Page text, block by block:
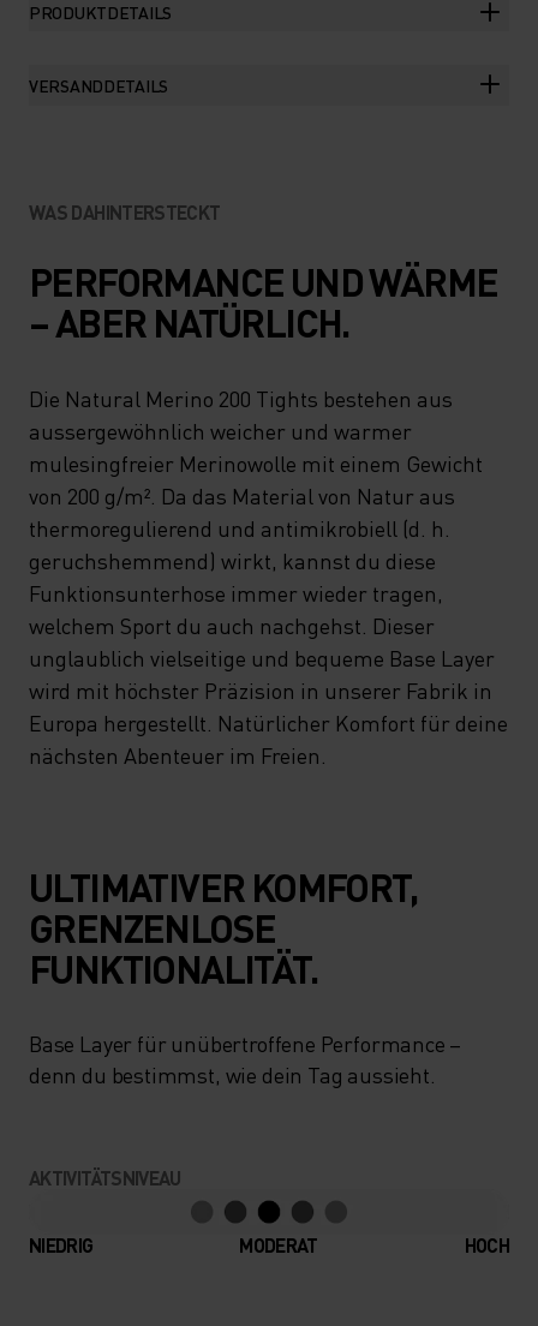
PRODUKTDETAILS
VERSANDDETAILS
WAS DAHINTERSTECKT
PERFORMANCE UND WÄRME
– ABER NATÜRLICH.
Die Natural Merino 200 Tights bestehen aus
aussergewöhnlich weicher und warmer
mulesingfreier Merinowolle mit einem Gewicht
von 200 g/m². Da das Material von Natur aus
thermoregulierend und antimikrobiell (d. h.
geruchshemmend) wirkt, kannst du diese
Funktionsunterhose immer wieder tragen,
welchem Sport du auch nachgehst. Dieser
unglaublich vielseitige und bequeme Base Layer
wird mit höchster Präzision in unserer Fabrik in
Europa hergestellt. Natürlicher Komfort für deine
nächsten Abenteuer im Freien.
ULTIMATIVER KOMFORT,
GRENZENLOSE
FUNKTIONALITÄT.
Base Layer für unübertroffene Performance –
denn du bestimmst, wie dein Tag aussieht.
AKTIVITÄTSNIVEAU
NIEDRIG MODERAT HOCH